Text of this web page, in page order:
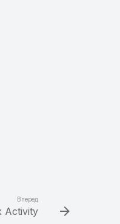
Вперед
Activity